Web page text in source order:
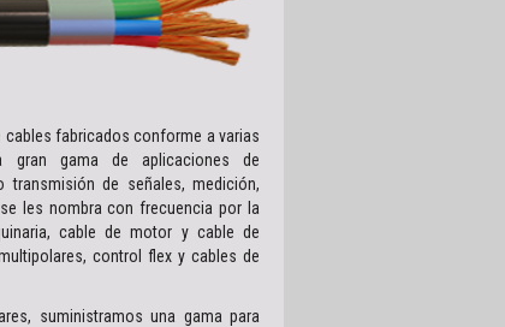
cables fabricados conforme a varias
gran gama de aplicaciones de
de señales, medición,
les nombra con frecuencia por la
cable de motor y cable de
control flex y cables de
suministramos una gama para